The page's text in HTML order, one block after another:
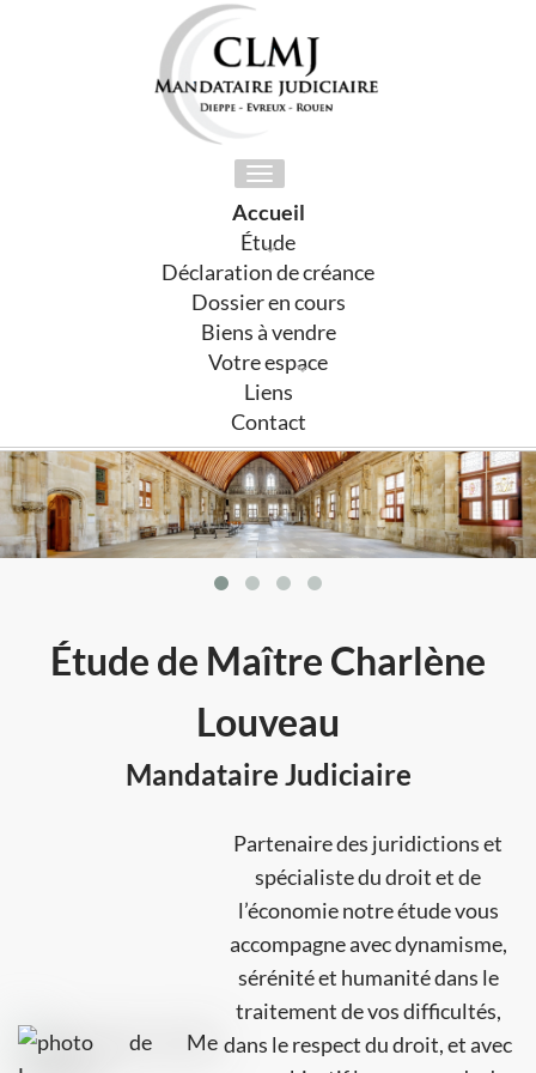
Toggle
navigation
Accueil
Étude
Déclaration de créance
Dossier en cours
Biens à vendre
Votre espace
Liens
Contact
Étude de Maître Charlène
Louveau
Mandataire Judiciaire
Partenaire des juridictions et
spécialiste du droit et de
l’économie notre étude vous
accompagne avec dynamisme,
sérénité et humanité dans le
traitement de vos difficultés,
dans le respect du droit, et avec